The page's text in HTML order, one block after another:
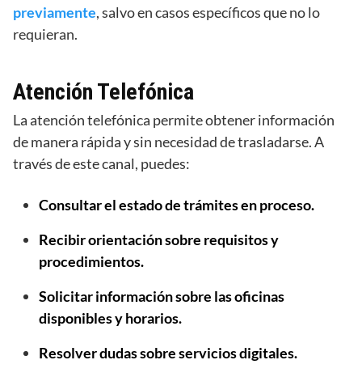
previamente, salvo en casos específicos que no lo
requieran.
Atención Telefónica
La atención telefónica permite obtener información
de manera rápida y sin necesidad de trasladarse. A
través de este canal, puedes:
Consultar el estado de trámites en proceso.
Recibir orientación sobre requisitos y
procedimientos.
Solicitar información sobre las oficinas
disponibles y horarios.
Resolver dudas sobre servicios digitales.